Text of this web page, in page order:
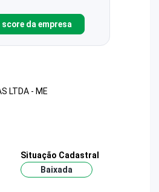
da empresa
LTDA - ME
Situação Cadastral
Baixada